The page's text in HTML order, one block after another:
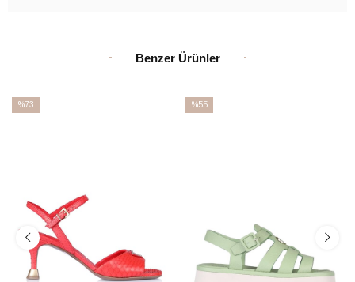
Benzer Ürünler
%73
%55